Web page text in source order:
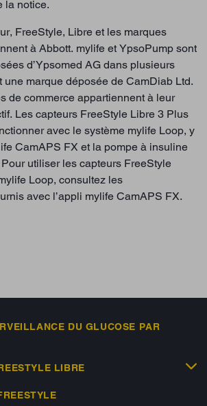
la notice.
FreeStyle, Libre et les marques
à Abbott. mylife et YpsoPump sont
d’Ypsomed AG dans plusieurs
une marque déposée de CamDiab Ltd.
de commerce appartiennent à leur
Les capteurs FreeStyle Libre 3 Plus
avec le système mylife Loop, y
CamAPS FX et la pompe à insuline
utiliser les capteurs FreeStyle
Loop, consultez les
avec l’appli mylife CamAPS FX.
DU GLUCOSE PAR
LIBRE